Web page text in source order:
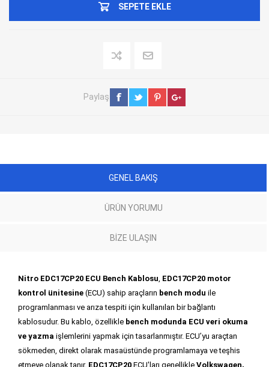
SEPETE EKLE
Paylaş
GENEL BAKIŞ
ÜRÜN YORUMU
BIZE ULAŞIN
Nitro EDC17CP20 ECU Bench Kablosu EDC17CP20 motor
kontrol ünitesine (ECU) sahip araçların bench modu ile
programlanması ve arıza tespiti için kullanılan bir bağlantı
kablosudur. Bu kablo, özellikle bench modunda ECU veri okuma
ve yazma işlemlerini yapmak için tasarlanmıştır. ECU’yu araçtan
sökmeden, direkt olarak masaüstünde programlamaya ve teşhis
etmeye olanak tanır. EDC17CP20 ECU'ları genellikle Volkswagen,